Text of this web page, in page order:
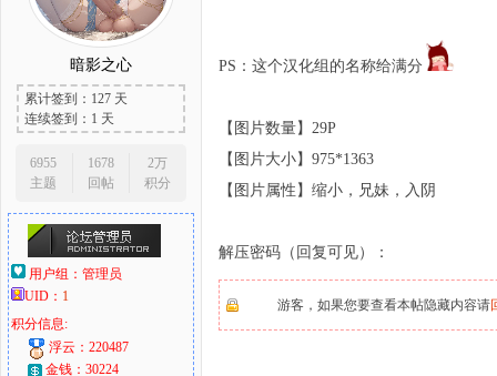
爱
暗影之心
累计签到：127 天
连续签到：1 天
6955
主题
1678
回帖
2万
积分
用户组： 管理员
UID： 1
积分信息:
浮云：220487
金钱：30224
PS：这个汉化组的名称给满分
【图片数量】29P
【图片大小】975*1363
【图片属性】缩小，兄妹，入阴
解压密码（回复可见）：
游客，如果您要查看本帖隐藏内容请